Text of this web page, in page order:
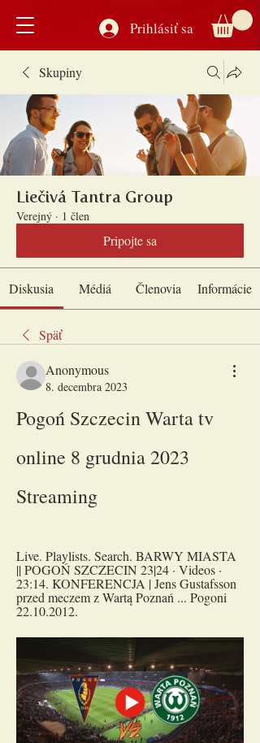
Prihlásiť sa
Skupiny
Liečivá Tantra Group
Verejný · 1 člen
Pripojte sa
Diskusia Médiá Členovia Informácie
Späť
Anonymous
8. decembra 2023
Pogoń Szczecin Warta tv
online 8 grudnia 2023
Streaming
Live. Playlists. Search. BARWY MIASTA
|| POGOŃ SZCZECIN 23|24 · Videos ·
23:14. KONFERENCJA | Jens Gustafsson
przed meczem z Wartą Poznań ... Pogoni
22.10.2012.